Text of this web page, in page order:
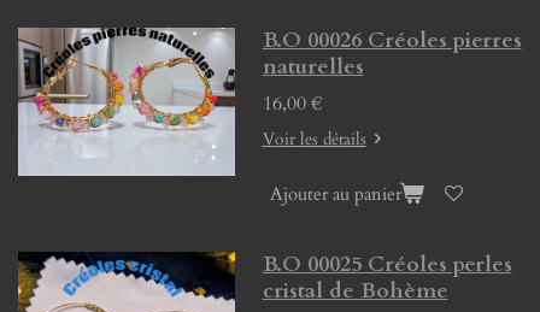
B.O 00026 Créoles pierres
naturelles
16,00 €
Voir les détails
Ajouter au panier
B.O 00025 Créoles perles
cristal de Bohème